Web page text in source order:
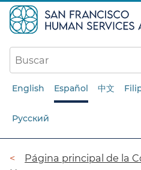
English Español 中文
Русский
Ruta
Página principal de la